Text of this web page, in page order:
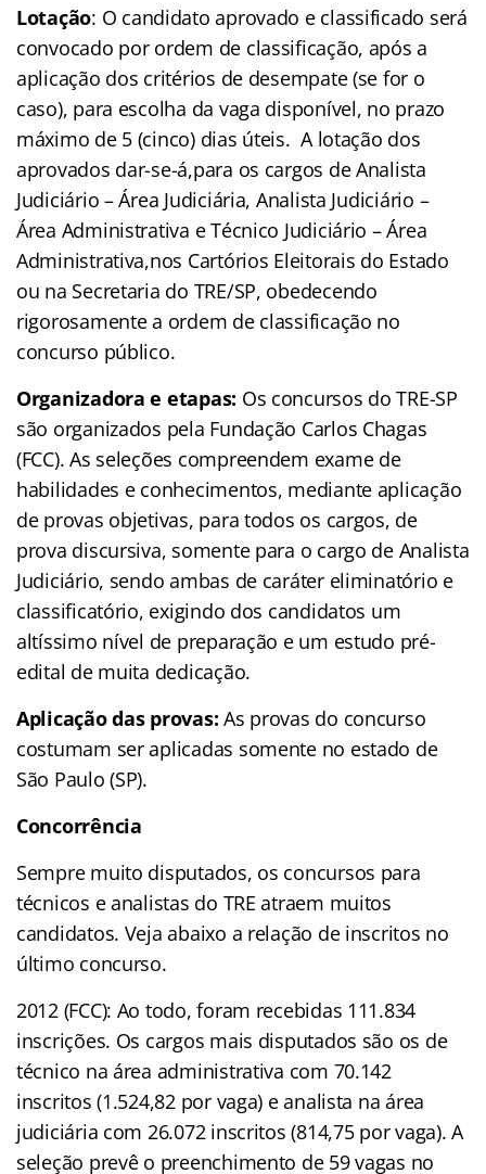
Lotação: O candidato aprovado e classificado será
convocado por ordem de classificação, após a
aplicação dos critérios de desempate (se for o
caso), para escolha da vaga disponível, no prazo
máximo de 5 (cinco) dias úteis. A lotação dos
aprovados dar-se-á,para os cargos de Analista
Judiciário – Área Judiciária, Analista Judiciário –
Área Administrativa e Técnico Judiciário – Área
Administrativa,nos Cartórios Eleitorais do Estado
ou na Secretaria do TRE/SP, obedecendo
rigorosamente a ordem de classificação no
concurso público.
Organizadora e etapas: Os concursos do TRE-SP
são organizados pela Fundação Carlos Chagas
(FCC). As seleções compreendem exame de
habilidades e conhecimentos, mediante aplicação
de provas objetivas, para todos os cargos, de
prova discursiva, somente para o cargo de Analista
Judiciário, sendo ambas de caráter eliminatório e
classificatório, exigindo dos candidatos um
altíssimo nível de preparação e um estudo pré-
edital de muita dedicação.
Aplicação das provas: As provas do concurso
costumam ser aplicadas somente no estado de
São Paulo (SP).
Concorrência
Sempre muito disputados, os concursos para
técnicos e analistas do TRE atraem muitos
candidatos. Veja abaixo a relação de inscritos no
último concurso.
2012 (FCC): Ao todo, foram recebidas 111.834
inscrições. Os cargos mais disputados são os de
técnico na área administrativa com 70.142
inscritos (1.524,82 por vaga) e analista na área
judiciária com 26.072 inscritos (814,75 por vaga). A
seleção prevê o preenchimento de 59 vagas no